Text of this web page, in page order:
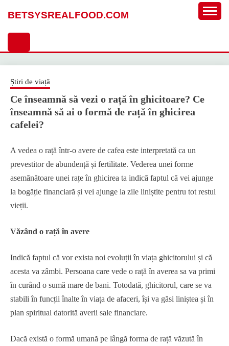
BETSYSREALFOOD.COM
Știri de viață
Ce înseamnă să vezi o rață în ghicitoare? Ce
înseamnă să ai o formă de rață în ghicirea
cafelei?
A vedea o rață într-o avere de cafea este interpretată ca un
prevestitor de abundență și fertilitate. Vederea unei forme
asemănătoare unei rațe în ghicirea ta indică faptul că vei ajunge
la bogăție financiară și vei ajunge la zile liniștite pentru tot restul
vieții.
Văzând o rață în avere
Indică faptul că vor exista noi evoluții în viața ghicitorului și că
acesta va zâmbi. Persoana care vede o rață în averea sa va primi
în curând o sumă mare de bani. Totodată, ghicitorul, care se va
stabili în funcții înalte în viața de afaceri, își va găsi liniștea și în
plan spiritual datorită averii sale financiare.
Dacă există o formă umană pe lângă forma de rață văzută în